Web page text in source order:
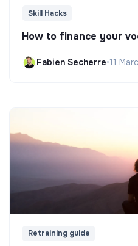
Skill Hacks
How to finance your
Fabien Secherre•11
Retraining guide